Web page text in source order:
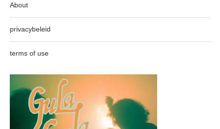
About
privacybeleid
terms of use